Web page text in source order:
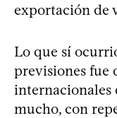
exportación de
Lo que sí
previsiones fue
internacionales
mucho, con